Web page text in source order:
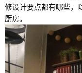
修设计要点都有哪些，
厨房。